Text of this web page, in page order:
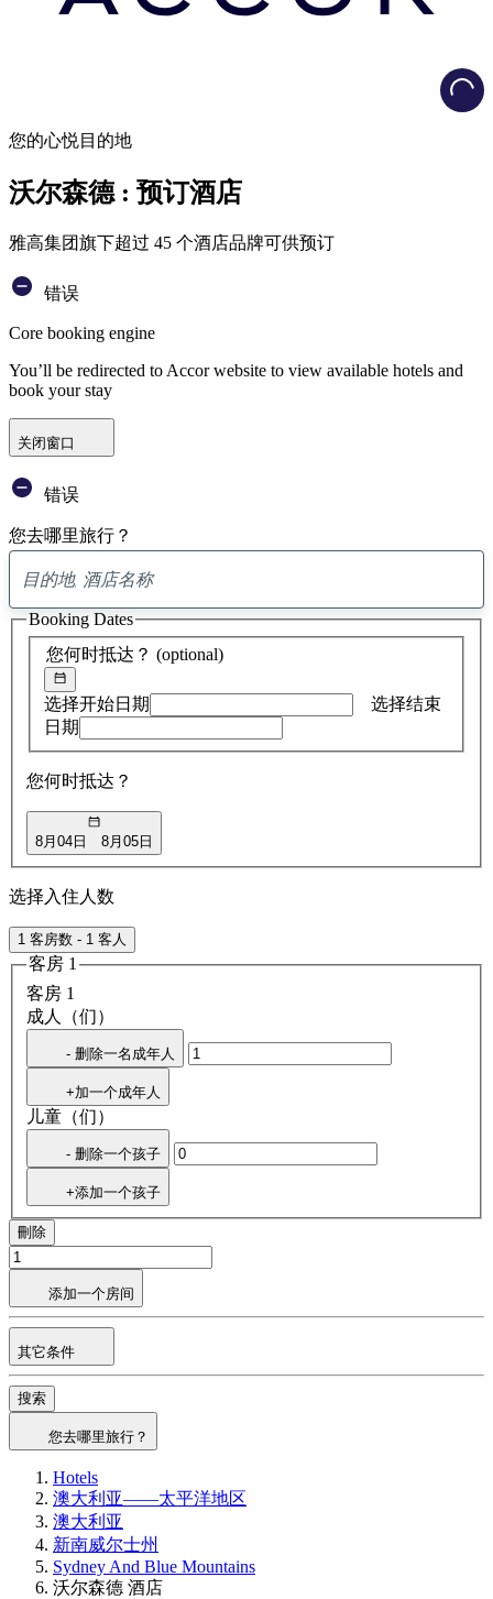
您的心悦目的地
沃尔森德 : 预订酒店
雅高集团旗下超过 45 个酒店品牌可供预订
错误
Core booking engine
You’ll be redirected to Accor website to view available hotels and
book your stay
关闭窗口
错误
您去哪里旅行？
找
到
您何时抵达？ (optional)
选择开始日期
选择结束
日期
您何时抵达？
8月04日 8月05日
Booking Dates
选择入住人数
1 客房数 - 1 客人
客房 1
客房 1
成人（们）
- 删除一名成年人
+加一个成年人
儿童（们）
- 删除一个孩子
+添加一个孩子
刪除
添加一个房间
其它条件
搜索
您去哪里旅行？
Hotels
澳大利亚——太平洋地区
澳大利亚
新南威尔士州
Sydney And Blue Mountains
沃尔森德 酒店